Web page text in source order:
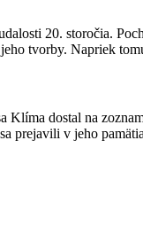
20. storočia.
tvorby. Napriek
dostal na
prejavili v jeho